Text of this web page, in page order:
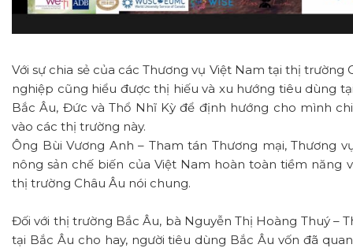
Với sự chia sẻ của các Thương vụ Việt Nam tại thị
nghiệp cũng hiểu được thị hiếu và xu hướng tiêu dùng
Bắc Âu, Đức và Thổ Nhĩ Kỳ để định hướng cho mình
vào các thị trường này.
Ông Bùi Vương Anh – Tham tán Thương mại, Thương
nông sản chế biến của Việt Nam hoàn toàn tiềm
thị trường Châu Âu nói chung.
Đối với thị trường Bắc Âu, bà Nguyễn Thị Hoàng Thuý –
tại Bắc Âu cho hay, người tiêu dùng Bắc Âu vốn đã